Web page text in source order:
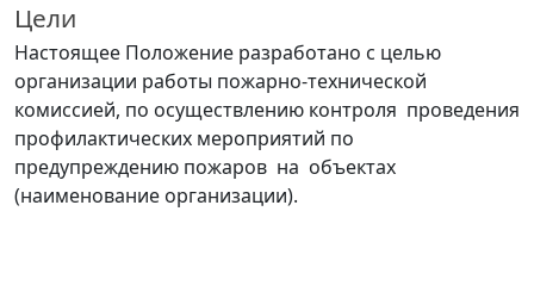
Цели
Настоящее Положение разработано с целью
организации работы пожарно-технической
комиссией, по осуществлению контроля проведения
профилактических мероприятий по
предупреждению пожаров на объектах
(наименование организации).